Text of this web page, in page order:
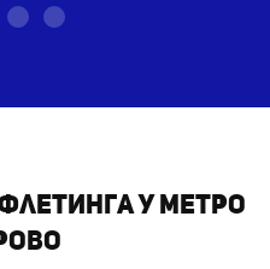
у метро